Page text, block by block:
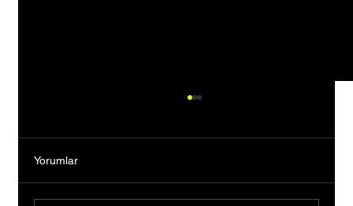
Yorumlar